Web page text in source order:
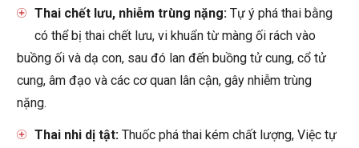
Thai chết lưu, nhiễm trùng nặng: Tự ý phá thai bằng
có thể bị thai chết lưu, vi khuẩn từ màng ối rách vào
buồng ối và dạ con, sau đó lan đến buồng tử cung, cổ tử
cung, âm đạo và các cơ quan lân cận, gây nhiễm trùng
nặng.
Thai nhi dị tật: Thuốc phá thai kém chất lượng, Việc tự